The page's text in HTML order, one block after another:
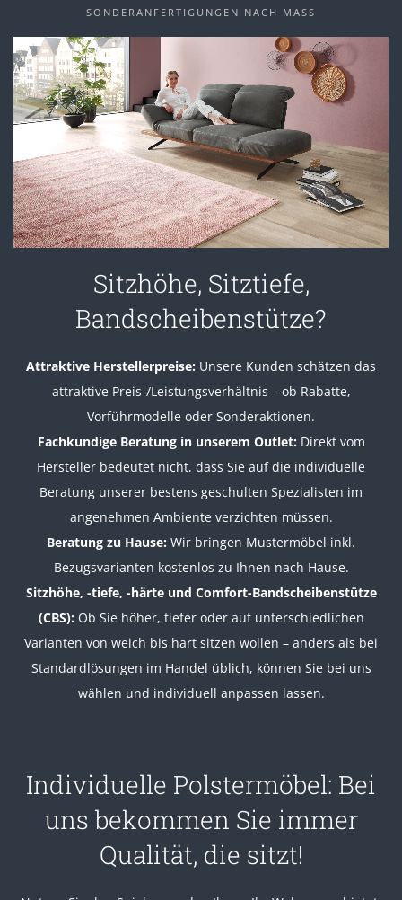
SONDERANFERTIGUNGEN NACH MASS
Sitzhöhe, Sitztiefe,
Bandscheibenstütze?
Attraktive Herstellerpreise: Unsere Kunden schätzen das
attraktive Preis-/Leistungsverhältnis – ob Rabatte,
Vorführmodelle oder Sonderaktionen.
Fachkundige Beratung in unserem Outlet: Direkt vom
Hersteller bedeutet nicht, dass Sie auf die individuelle
Beratung unserer bestens geschulten Spezialisten im
angenehmen Ambiente verzichten müssen.
Beratung zu Hause: Wir bringen Mustermöbel inkl.
Bezugsvarianten kostenlos zu Ihnen nach Hause.
Sitzhöhe, -tiefe, -härte und Comfort-Bandscheibenstütze
(CBS): Ob Sie höher, tiefer oder auf unterschiedlichen
Varianten von weich bis hart sitzen wollen – anders als bei
Standardlösungen im Handel üblich, können Sie bei uns
wählen und individuell anpassen lassen.
Individuelle Polstermöbel: Bei
uns bekommen Sie immer
Qualität, die sitzt!